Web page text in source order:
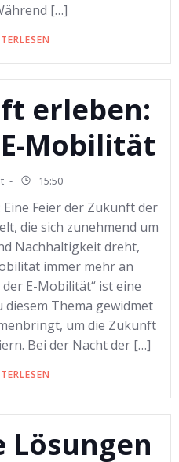
[…]
erleben:
Mobilität
- 15:50
Feier der Zukunft der
die sich zunehmend um
Nachhaltigkeit dreht,
immer mehr an
E-Mobilität“ ist eine
Thema gewidmet
um die Zukunft
Bei der Nacht der […]